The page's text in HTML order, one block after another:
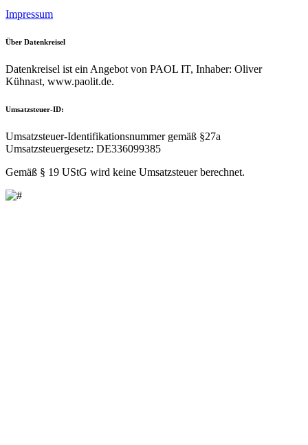
Impressum
Über Datenkreisel
Datenkreisel ist ein Angebot von PAOL IT, Inhaber: Oliver
Kühnast, www.paolit.de.
Umsatzsteuer-ID:
Umsatzsteuer-Identifikationsnummer gemäß §27a
Umsatzsteuergesetz: DE336099385
Gemäß § 19 UStG wird keine Umsatzsteuer berechnet.